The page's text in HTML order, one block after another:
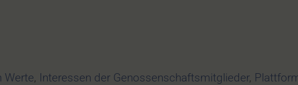
Werte, Interessen der Genossenschaftsmitglieder,